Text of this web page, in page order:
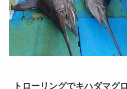
トローリングでキハダマグ